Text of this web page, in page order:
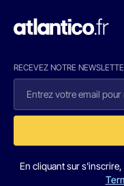
RECEVEZ NOTRE
En cliquant sur